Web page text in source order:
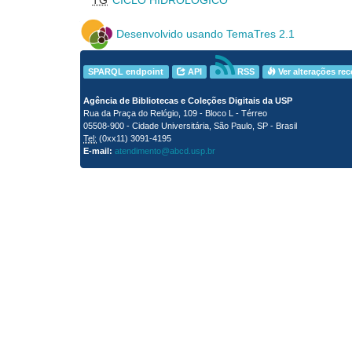
Desenvolvido usando TemaTres 2.1
SPARQL endpoint API RSS Ver alterações
Agência de Bibliotecas e Coleções Digitais da USP
Rua da Praça do Relógio, 109 - Bloco L - Térreo
05508-900 - Cidade Universitária, São Paulo, SP - Brasil
Tel: (0xx11) 3091-4195
E-mail: atendimento@abcd.usp.br